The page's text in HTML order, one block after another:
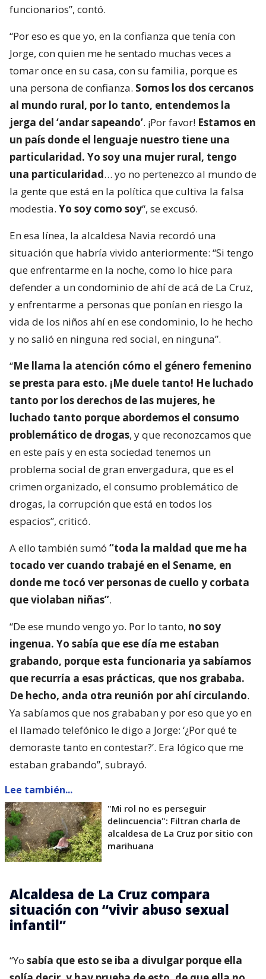
funcionarios”, contó.
“Por eso es que yo, en la confianza que tenía con
Jorge, con quien me he sentado muchas veces a
tomar once en su casa, con su familia, porque es
una persona de confianza. Somos los dos cercanos
al mundo rural, por lo tanto, entendemos la
jerga del ‘andar sapeando’. ¡Por favor! Estamos en
un país donde el lenguaje nuestro tiene una
particularidad. Yo soy una mujer rural, tengo
una particularidad… yo no pertenezco al mundo de
la gente que está en la política que cultiva la falsa
modestia. Yo soy como soy“, se excusó.
En esa línea, la alcaldesa Navia recordó una
situación que habría vivido anteriormente: “Si tengo
que enfrentarme en la noche, como lo hice para
defender a un condominio de ahí de acá de La Cruz,
y enfrentarme a personas que ponían en riesgo la
vida de los niños ahí en ese condominio, lo he hecho
y no salió en ninguna red social, en ninguna”.
“Me llama la atención cómo el género femenino
se presta para esto. ¡Me duele tanto! He luchado
tanto por los derechos de las mujeres, he
luchado tanto porque abordemos el consumo
problemático de drogas, y que reconozcamos que
en este país y en esta sociedad tenemos un
problema social de gran envergadura, que es el
crimen organizado, el consumo problemático de
drogas, la corrupción que está en todos los
espacios”, criticó.
A ello también sumó “toda la maldad que me ha
tocado ver cuando trabajé en el Sename, en
donde me tocó ver personas de cuello y corbata
que violaban niñas”.
“De ese mundo vengo yo. Por lo tanto, no soy
ingenua. Yo sabía que ese día me estaban
grabando, porque esta funcionaria ya sabíamos
que recurría a esas prácticas, que nos grababa.
De hecho, anda otra reunión por ahí circulando.
Ya sabíamos que nos grababan y por eso que yo en
el llamado telefónico le digo a Jorge: ‘¿Por qué te
demoraste tanto en contestar?’. Era lógico que me
estaban grabando”, subrayó.
Lee también...
"Mi rol no es perseguir
delincuencia": Filtran charla de
alcaldesa de La Cruz por sitio con
marihuana
Alcaldesa de La Cruz compara
situación con “vivir abuso sexual
infantil”
“Yo sabía que esto se iba a divulgar porque ella